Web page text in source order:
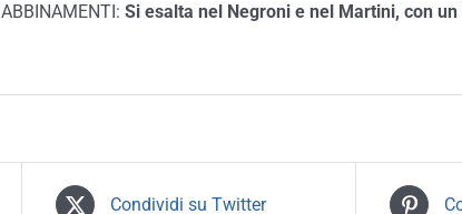
ABBINAMENTI: Si esalta nel Negroni e nel Martini, con
Condividi su Twitter